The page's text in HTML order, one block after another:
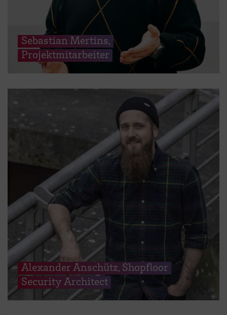
Sebastian Mertins,
Projektmitarbeiter
Alexander Anschütz, Shopfloor
Security Architect